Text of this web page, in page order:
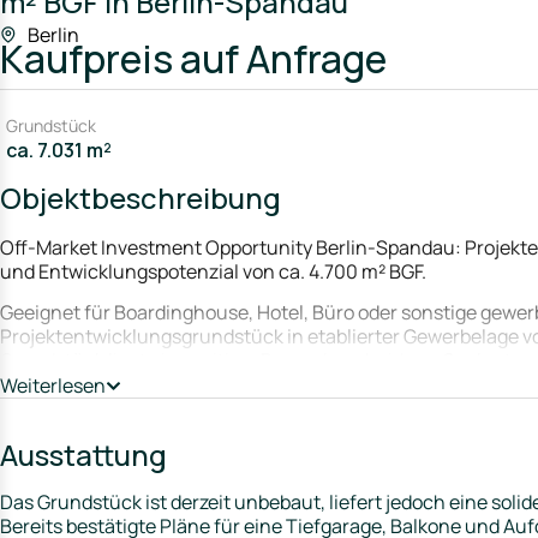
Berlin
Kaufpreisauf Anfrage
Grundstück
ca. 7.031 m²
Objektbeschreibung
Off-Market Investment Opportunity Berlin-Spandau:
und Entwicklungspotenzial von ca. 4.700 m² BGF.
Geeignet für Boardinghouse, Hotel, Büro oder sonstige
Projektentwicklungsgrundstück in etablierter Gewerbelage
realisierbaren Bruttogrundfläche von rund 4.700 m².
baurechtlich vorbereitetes Entwicklungsprojekt im Berliner
* Gesamtgrundstücksfläche ca. 7.031 m², davon ca. 4.585
und ca. 2.446 m² ergänzende Freiflächen im Außenbereich.
Weiterlesen
Ausstattung
Das Grundstück ist derzeit unbebaut, liefert jedoch eine
Bereits bestätigte Pläne für eine Tiefgarage, Balkone und